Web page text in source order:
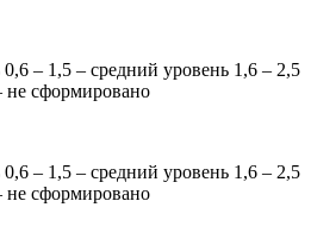
– 1,5 – средний уровень 1,6 – 2,5
не сформировано
– 1,5 – средний уровень 1,6 – 2,5
не сформировано